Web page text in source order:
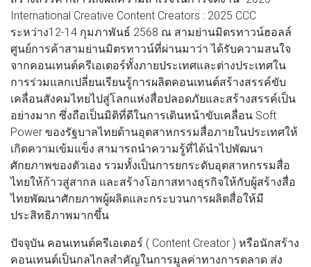
International Creative Content Creators : 2025 CCC
ระหว่าง12-14 กุมภาพันธ์ 2568 ณ สามย่านมิตรทาวน์ฮอลล์
ศูนย์การค้าสามย่านมิตรทาวน์ที่ผ่านมาว่า ได้รับความสนใจ
จากคอนเทนต์ครีเอเตอร์ทั้งภายประเทศและต่างประเทศใน
การร่วมแลกเปลี่ยนเรียนรู้การผลิตคอนเทนต์สร้างสรรค์ขับ
เคลื่อนสังคมไทยไปสู่โลกแห่งสื่อปลอดภัยและสร้างสรรค์เป็น
อย่างมาก ซึ่งถือเป็นมิติที่ดีในการเดินหน้าขับเคลื่อน Soft
Power ของรัฐบาลไทยด้านอุตสาหกรรมสื่อภายในประเทศให้
เกิดความเข้มแข็ง สามารถนำความรู้ที่ได้นำไปพัฒนา
ศักยภาพของตัวเอง รวมทั้งเป็นการยกระดับอุตสาหกรรมสื่อ
ไทยให้ก้าวสู่สากล และสร้างโอกาสทางธุรกิจให้กับผู้สร้างสื่อ
ไทยพัฒนาศักยภาพผู้ผลิตและกระบวนการผลิตสื่อให้มี
ประสิทธิภาพมากขึ้น
ปัจจุบัน คอนเทนต์ครีเอเตอร์ ( Content Creator ) หรือนักสร้าง
คอนเทนต์เป็นกลไกลสำคัญในการมูลค่าทางการตลาด ส่ง